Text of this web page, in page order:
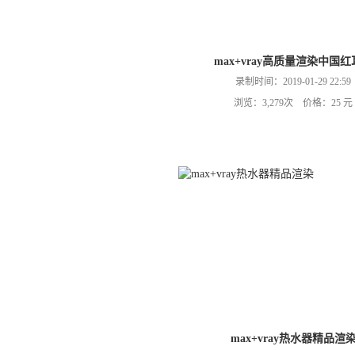
max+vray高质量渲染中国红
录制时间：2019-01-29 22:59
浏览：3,279次 价格：25 元
max+vray热水器精品渲